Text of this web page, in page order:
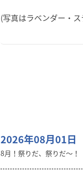
(写真はラベンダー・
2026年08月01日
8月！祭りだ、祭りだ～